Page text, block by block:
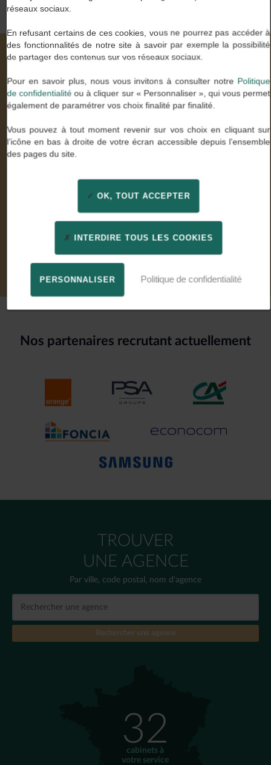
Nos valeurs à travers vos mots
Comptable général
« Enfin des consultants experts de mon métier qui ont
Nos partenaires recrutant actuellement
TROUVER
UNE AGENCE
Par ville, code postal, nom d'agence
32
cabinets à
votre service
réseaux sociaux.
En refusant certains de ces cookies, vous ne pourrez pas accéder à
des fonctionnalités de notre site à savoir par exemple la possibilité
de partager des contenus sur vos réseaux sociaux.
Pour en savoir plus, nous vous invitons à consulter notre Politique
de confidentialité ou à cliquer sur « Personnaliser », qui vous permet
également de paramétrer vos choix finalité par finalité.
Vous pouvez à tout moment revenir sur vos choix en cliquant sur
l’icône en bas à droite de votre écran accessible depuis l’ensemble
des pages du site.
OK, TOUT ACCEPTER
INTERDIRE TOUS LES COOKIES
PERSONNALISER Politique de confidentialité